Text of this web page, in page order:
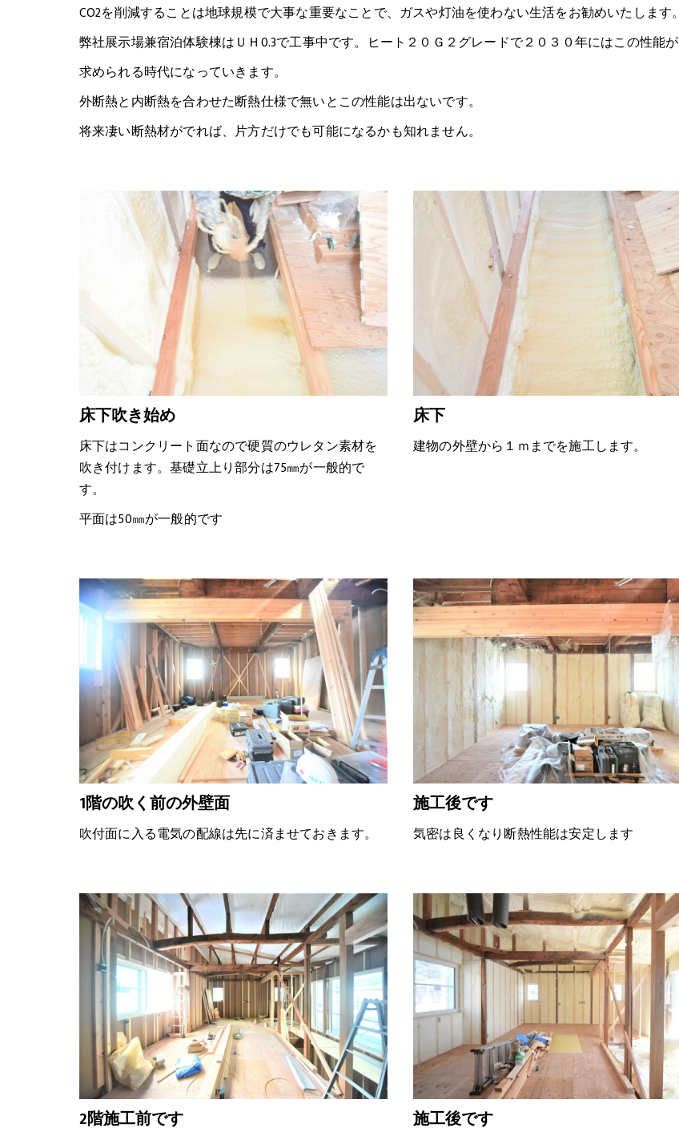
CO2を削減することは地球規模で大事な重要なことで、ガスや灯油を使わない生活をお勧めいたします。
弊社展示場兼宿泊体験棟はＵＨ0.3で工事中です。ヒート２０Ｇ２グレードで２０３０年にはこの性能が
求められる時代になっていきます。
外断熱と内断熱を合わせた断熱仕様で無いとこの性能は出ないです。
将来凄い断熱材がでれば、片方だけでも可能になるかも知れません。
床下吹き始め
床下はコンクリート面なので硬質のウレタン素材を
吹き付けます。基礎立上り部分は75㎜が一般的で
す。
平面は50㎜が一般的です
床下
建物の外壁から１ｍまでを施工します。
1階の吹く前の外壁面
吹付面に入る電気の配線は先に済ませておきます。
施工後です
気密は良くなり断熱性能は安定します
2階施工前です 施工後です